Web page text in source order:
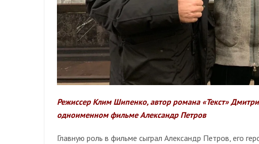
Режиссер Клим Шипенко, автор романа «Текст»
одноименном фильме Александр Петров
Главную роль в фильме сыграл Александр Петров, его